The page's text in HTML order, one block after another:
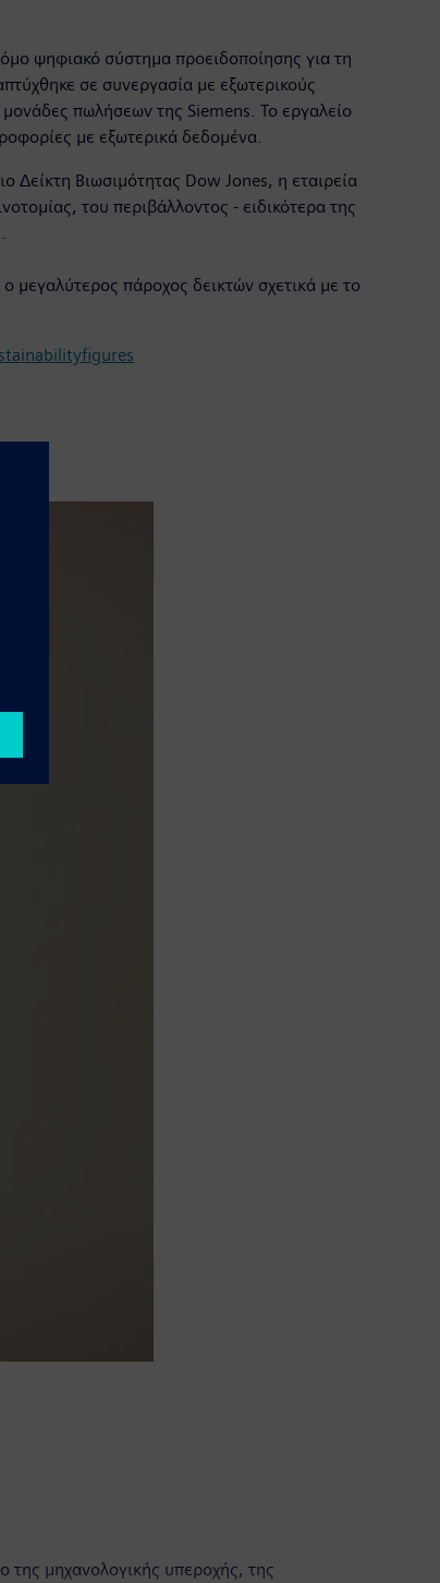
ψηφιακό σύστημα προειδοποίησης για τη
σε συνεργασία με εξωτερικούς
πωλήσεων της Siemens. Το εργαλείο
με εξωτερικά δεδομένα.
Δείκτη Βιωσιμότητας Dow Jones, η εταιρεία
του περιβάλλοντος - ειδικότερα της
μεγαλύτερος πάροχος δεικτών σχετικά με το
της μηχανολογικής υπεροχής, της